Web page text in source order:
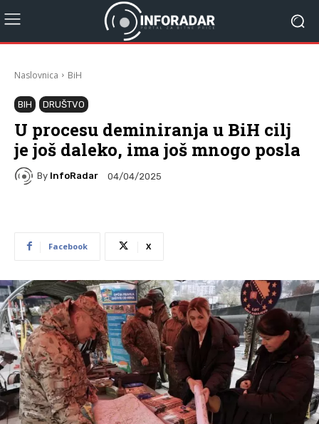
Naslovnica BiH
BIH DRUŠTVO
U procesu deminiranja u BiH cilj
je još daleko, ima još mnogo posla
By InfoRadar 04/04/2025
Facebook X